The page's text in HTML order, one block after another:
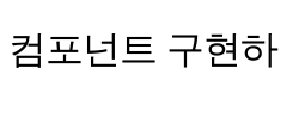
포넌트 구현하